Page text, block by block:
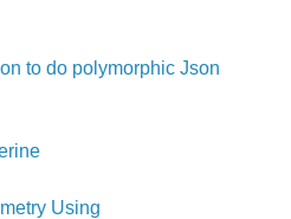
to do polymorphic Json
Using